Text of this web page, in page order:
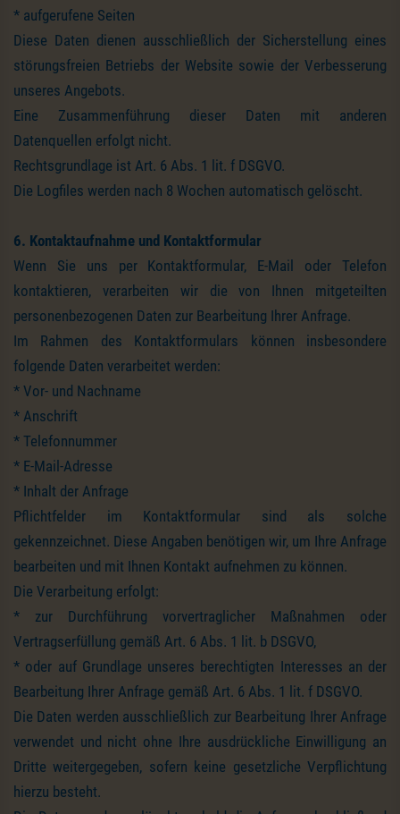
* aufgerufene Seiten
Diese Daten dienen ausschließlich der Sicherstellung eines
störungsfreien Betriebs der Website sowie der Verbesserung
unseres Angebots.
Eine Zusammenführung dieser Daten mit anderen
Datenquellen erfolgt nicht.
Rechtsgrundlage ist Art. 6 Abs. 1 lit. f DSGVO.
Die Logfiles werden nach 8 Wochen automatisch gelöscht.
6. Kontaktaufnahme und Kontaktformular
Wenn Sie uns per Kontaktformular, E-Mail oder Telefon
kontaktieren, verarbeiten wir die von Ihnen mitgeteilten
personenbezogenen Daten zur Bearbeitung Ihrer Anfrage.
Im Rahmen des Kontaktformulars können insbesondere
folgende Daten verarbeitet werden:
* Vor- und Nachname
* Anschrift
* Telefonnummer
* E-Mail-Adresse
* Inhalt der Anfrage
Pflichtfelder im Kontaktformular sind als solche
gekennzeichnet. Diese Angaben benötigen wir, um Ihre Anfrage
bearbeiten und mit Ihnen Kontakt aufnehmen zu können.
Die Verarbeitung erfolgt:
* zur Durchführung vorvertraglicher Maßnahmen oder
Vertragserfüllung gemäß Art. 6 Abs. 1 lit. b DSGVO,
* oder auf Grundlage unseres berechtigten Interesses an der
Bearbeitung Ihrer Anfrage gemäß Art. 6 Abs. 1 lit. f DSGVO.
Die Daten werden ausschließlich zur Bearbeitung Ihrer Anfrage
verwendet und nicht ohne Ihre ausdrückliche Einwilligung an
Dritte weitergegeben, sofern keine gesetzliche Verpflichtung
hierzu besteht.